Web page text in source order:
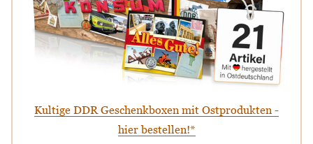
Kultige DDR Geschenkboxen mit Ostprodukten -
hier bestellen!*